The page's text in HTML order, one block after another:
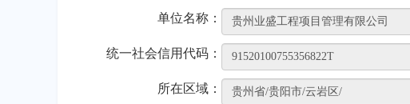
单位名称：
统一社会信用代码：
所在区域：